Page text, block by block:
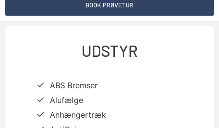
BOOK PRØVETUR
UDSTYR
ABS Bremser
Alufælge
Anhængertræk